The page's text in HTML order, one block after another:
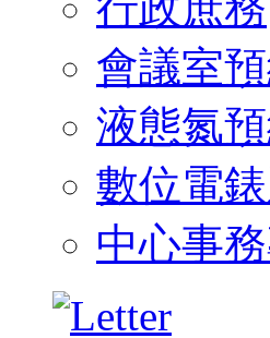
會議室
液態氮
數位電
中心事